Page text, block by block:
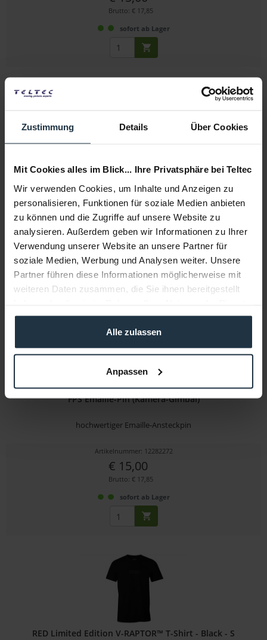
Zustimmung Details Über Cookies
Mit Cookies alles im Blick... Ihre Privatsphäre bei Teltec
Wir verwenden Cookies, um Inhalte und Anzeigen zu
personalisieren, Funktionen für soziale Medien anbieten
zu können und die Zugriffe auf unsere Website zu
analysieren. Außerdem geben wir Informationen zu Ihrer
Verwendung unserer Website an unsere Partner für
soziale Medien, Werbung und Analysen weiter. Unsere
Partner führen diese Informationen möglicherweise mit
weiteren Daten zusammen, die Sie ihnen bereitgestellt
gesammelt haben.
Alle zulassen
Anpassen
Brutto: € 17,85
sofort ab Lager
FPS Emaille-Pin (4K HMI-Leuchte)
hochwertiger Emaille-Ansteckpin
Artikelnummer: 12282271
€ 15,00
Brutto: € 17,85
sofort ab Lager
FPS Emaille-Pin (Kamera-Gimbal)
hochwertiger Emaille-Ansteckpin
Artikelnummer: 12282272
€ 15,00
Brutto: € 17,85
sofort ab Lager
RED Limited Edition V-RAPTOR™ T-Shirt - Black - S